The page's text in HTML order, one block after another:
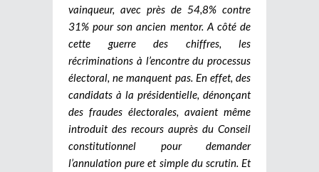
vainqueur, avec près de 54,8% contre
31% pour son ancien mentor. A côté de
cette guerre des chiffres, les
récriminations à l’encontre du processus
électoral, ne manquent pas. En effet, des
candidats à la présidentielle, dénonçant
des fraudes électorales, avaient même
introduit des recours auprès du Conseil
constitutionnel pour demander
l’annulation pure et simple du scrutin. Et